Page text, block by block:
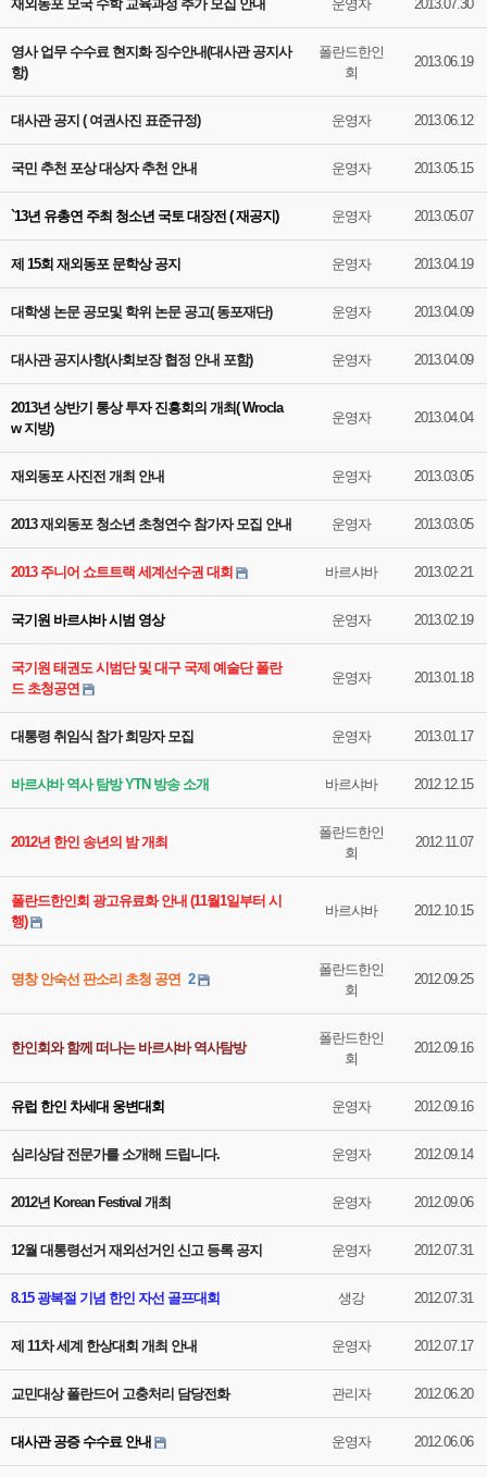
재외동포 모국 수학 교육과정 추가 모집 안내 운영자 2013.07.30
영사 업무 수수료 현지화 징수안내(대사관 공지사
항)
폴란드한인
회
2013.06.19
대사관 공지 ( 여권사진 표준규정) 운영자 2013.06.12
국민 추천 포상 대상자 추천 안내 운영자 2013.05.15
`13년 유총연 주최 청소년 국토 대장전 ( 재공지) 운영자 2013.05.07
제 15회 재외동포 문학상 공지 운영자 2013.04.19
대학생 논문 공모및 학위 논문 공고( 동포재단) 운영자 2013.04.09
대사관 공지사항(사회보장 협정 안내 포함) 운영자 2013.04.09
2013년 상반기 통상 투자 진흥회의 개최( Wrocla
w 지방)
운영자 2013.04.04
재외동포 사진전 개최 안내 운영자 2013.03.05
2013 재외동포 청소년 초청연수 참가자 모집 안내 운영자 2013.03.05
2013 주니어 쇼트트랙 세계선수권 대회 바르샤바 2013.02.21
국기원 바르샤바 시범 영상 운영자 2013.02.19
국기원 태권도 시범단 및 대구 국제 예술단 폴란
드 초청공연
운영자 2013.01.18
대통령 취임식 참가 희망자 모집 운영자 2013.01.17
바르샤바 역사 탐방 YTN 방송 소개 바르샤바 2012.12.15
2012년 한인 송년의 밤 개최
폴란드한인
회
2012.11.07
폴란드한인회 광고유료화 안내 (11월1일부터 시
행)
바르샤바 2012.10.15
명창 안숙선 판소리 초청 공연 2
폴란드한인
회
2012.09.25
한인회와 함께 떠나는 바르샤바 역사탐방
폴란드한인
회
2012.09.16
유럽 한인 차세대 웅변대회 운영자 2012.09.16
심리상담 전문가를 소개해 드립니다. 운영자 2012.09.14
2012년 Korean Festival 개최 운영자 2012.09.06
12월 대통령선거 재외선거인 신고 등록 공지 운영자 2012.07.31
8.15 광복절 기념 한인 자선 골프대회 생강 2012.07.31
제 11차 세계 한상대회 개최 안내 운영자 2012.07.17
교민대상 폴란드어 고충처리 담당전화 관리자 2012.06.20
대사관 공증 수수료 안내 운영자 2012.06.06